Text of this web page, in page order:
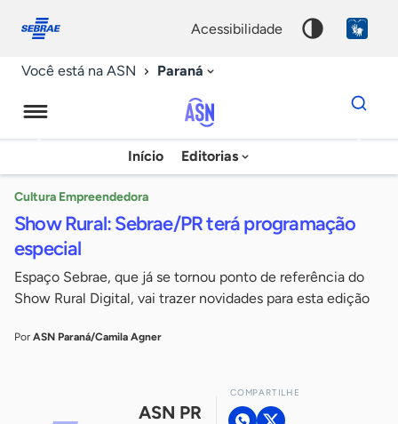
conosco
acessibilidade
Você está na ASN Paraná
Agência
Sebrae
Notícias
Início Editorias
Dados
para
chave
Cultura Empreendedora
Show Rural: Sebrae/PR terá programação
especial
Espaço Sebrae, que já se tornou ponto de referência do
Show Rural Digital, vai trazer novidades para esta edição
Por ASN Paraná/Camila Agner
ASN PR
COMPARTILHE